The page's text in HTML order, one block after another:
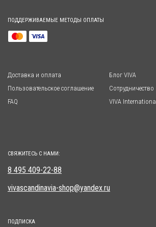
ПОДДЕРЖИВАЕМЫЕ МЕТОДЫ ОПЛАТЫ
Доставка и оплата
Пользовательское соглашение
FAQ
Блог VIVA
Сотрудничество
VIVA International
СВЯЖИТЕСЬ С НАМИ:
8 495 409-22-88
vivascandinavia-shop@yandex.ru
ПОДПИСКА